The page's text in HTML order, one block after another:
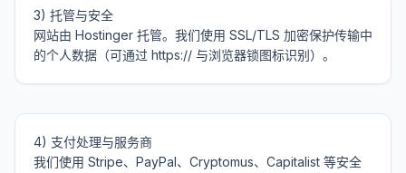
3) 托管与安全
网站由 Hostinger 托管。我们使用 SSL/TLS 加密保护传输中
4) 支付处理与服务商
我们使用 Stripe、PayPal、Cryptomus、Capitalist 等安全